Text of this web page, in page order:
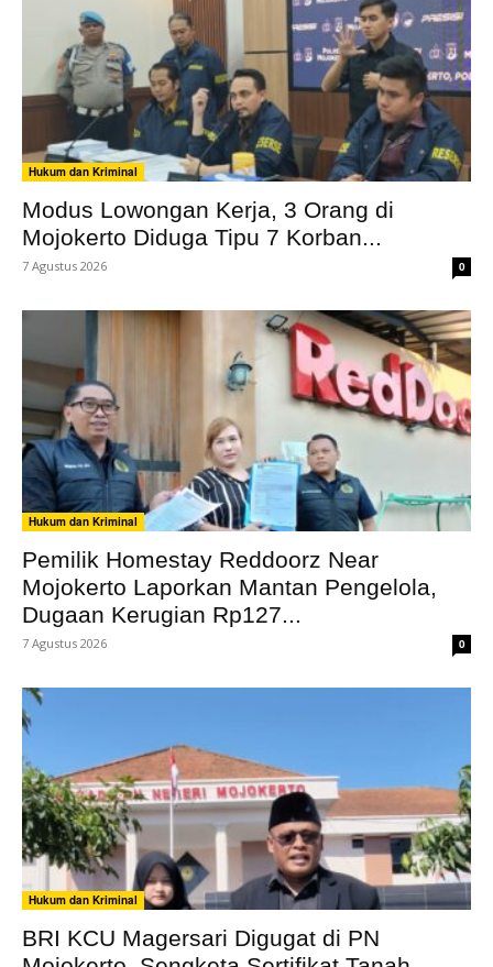
Hukum dan Kriminal
Modus Lowongan Kerja, 3 Orang di
Mojokerto Diduga Tipu 7 Korban...
7 Agustus 2026 0
Hukum dan Kriminal
Pemilik Homestay Reddoorz Near
Mojokerto Laporkan Mantan Pengelola,
Dugaan Kerugian Rp127...
7 Agustus 2026 0
Hukum dan Kriminal
BRI KCU Magersari Digugat di PN